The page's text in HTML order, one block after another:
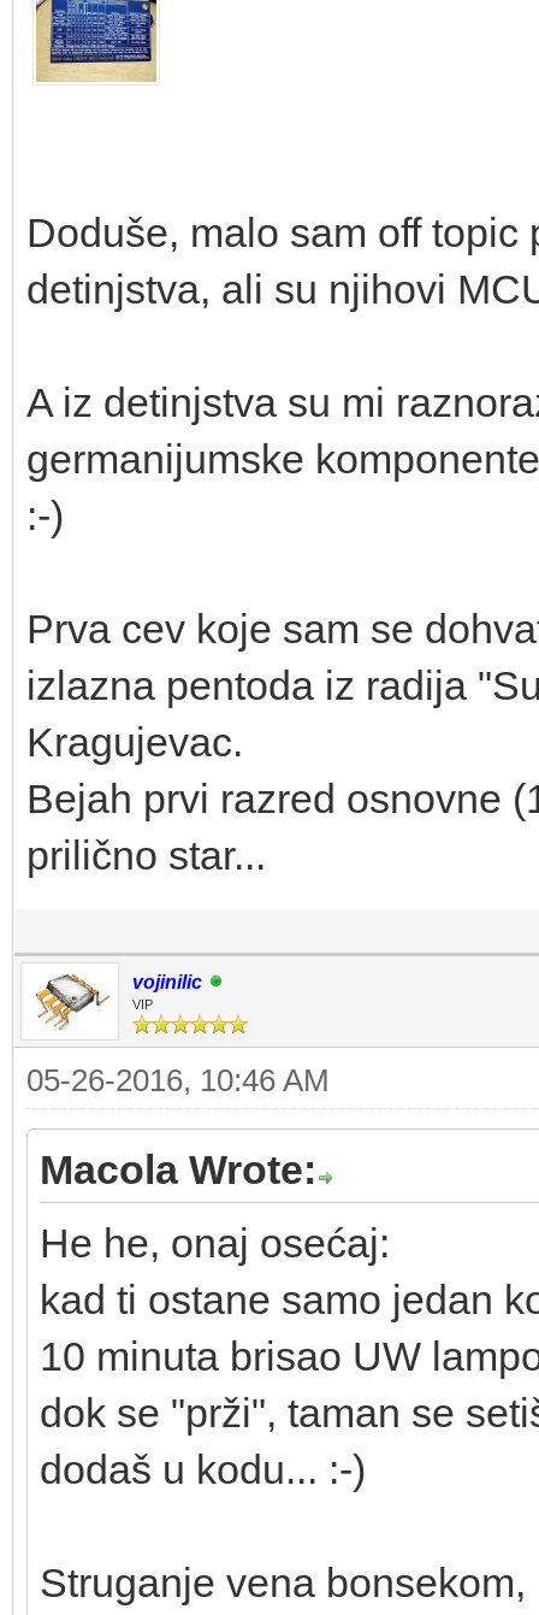
Doduše, malo sam off
detinjstva, ali su njihovi
A iz detinjstva su mi
germanijumske
:-)
Prva cev koje sam se
izlazna pentoda iz radija
Kragujevac.
Bejah prvi razred osnovne
prilično star...
vojinilic
VIP
05-26-2016, 10:46 AM
Macola Wrote:
He he, onaj osećaj:
kad ti ostane samo jedan
10 minuta brisao UW
dok se "prži", taman se
dodaš u kodu... :-)
Struganje vena